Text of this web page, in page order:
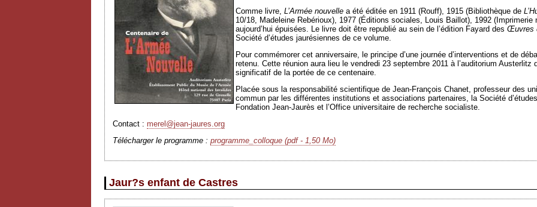
Comme livre, L’Armée nouvelle a été éditée en 1911 (Rouff), 1915 (Bibliothèque de
10/18, Madeleine Rebérioux), 1977 (Éditions sociales, Louis Baillot), 1992
aujourd’hui épuisées. Le livre doit être republié au sein de l’édition Fayard des Œuvres
Société d’études jaurésiennes de ce volume.
Pour commémorer cet anniversaire, le principe d’une journée d’interventions et de
retenu. Cette réunion aura lieu le vendredi 23 septembre 2011 à l’auditorium
significatif de la portée de ce centenaire.
Placée sous la responsabilité scientifique de Jean-François Chanet, professeur des
commun par les différentes institutions et associations partenaires, la Société
Fondation Jean-Jaurès et l’Office universitaire de recherche socialiste.
Contact : merel@jean-jaures.org
Télécharger le programme : programme_colloque (pdf - 1,50 Mo)
Jaur?s enfant de Castres